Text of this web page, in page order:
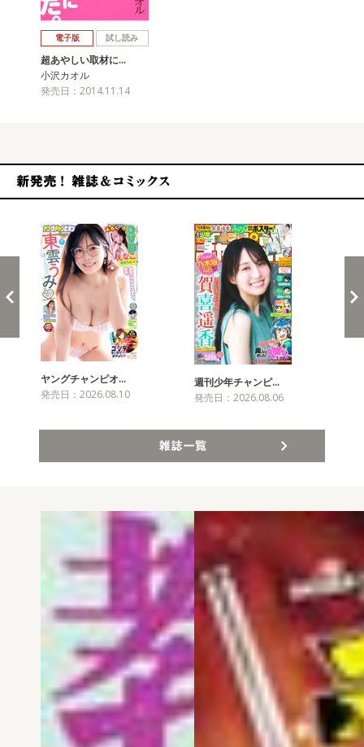
電子版 試し読み
超あやしい取材に…
小沢カオル
発売日：2014.11.14
ヤングチャンピオ…
発売日：2026.08.10
週刊少年チャンピ…
発売日：2026.08.06